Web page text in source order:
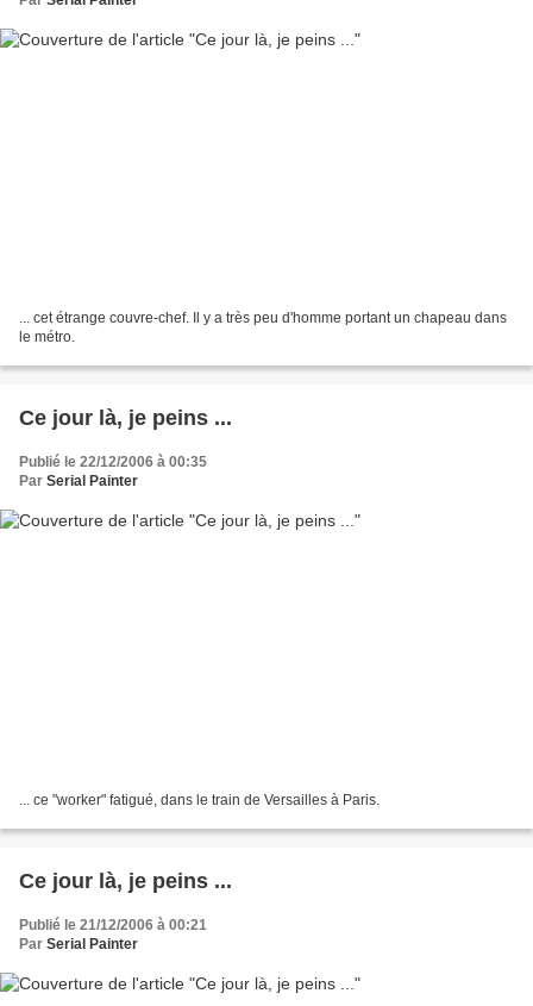
... cet étrange couvre-chef. Il y a très peu d'homme portant un chapeau dans
le métro.
Ce jour là, je peins ...
Publié le 22/12/2006 à 00:35
Par Serial Painter
... ce "worker" fatigué, dans le train de Versailles à Paris.
Ce jour là, je peins ...
Publié le 21/12/2006 à 00:21
Par Serial Painter